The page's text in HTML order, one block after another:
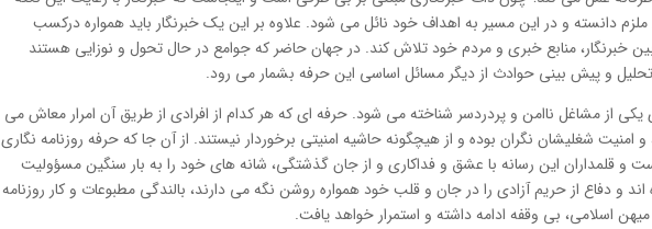
ملزم دانسته و در این مسیر به اهداف خود نائل می شود. علاوه بر این یک خبرنگار باید همواره درکسب
بین خبرنگار، منابع خبری و مردم خود تلاش کند. در جهان حاضر که جوامع در حال تحول و نوزایی هستند
و پیش بینی حوادث از دیگر مسائل اساسی این حرفه بشمار می رود.
یکی از مشاغل ناامن و پردردسر شناخته می شود. حرفه ای که هر کدام از افرادی از طریق آن امرار معاش می
و امنیت شغلیشان نگران بوده و از هیچگونه حاشیه امنیتی برخوردار نیستند. از آن جا که حرفه روزنامه نگاری
و قلمداران این رسانه با عشق و فداکاری و از جان گذشتگی، شانه های خود را به بار سنگین مسؤولیت
و دفاع از حریم آزادی را در جان و قلب خود همواره روشن نگه می دارند، بالندگی مطبوعات و کار روزنامه
اسلامی، بی وقفه ادامه داشته و استمرار خواهد یافت.